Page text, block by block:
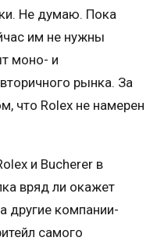
Не думаю. Пока
им не нужны
моно- и
рынка. За
что Rolex не намерен
и Bucherer в
вряд ли окажет
другие компании-
самого